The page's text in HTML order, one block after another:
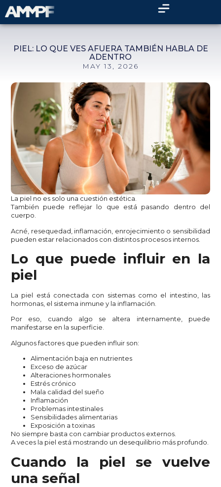
PIEL: LO QUE VES AFUERA TAMBIÉN HABLA DE
ADENTRO
MAY 13, 2026
La piel no es solo una cuestión estética.
También puede reflejar lo que está pasando dentro del
cuerpo.
Acné, resequedad, inflamación, enrojecimiento o sensibilidad
pueden estar relacionados con distintos procesos internos.
Lo que puede influir en la
piel
La piel está conectada con sistemas como el intestino, las
hormonas, el sistema inmune y la inflamación.
Por eso, cuando algo se altera internamente, puede
manifestarse en la superficie.
Algunos factores que pueden influir son:
Alimentación baja en nutrientes
Exceso de azúcar
Alteraciones hormonales
Estrés crónico
Mala calidad del sueño
Inflamación
Problemas intestinales
Sensibilidades alimentarias
Exposición a toxinas
No siempre basta con cambiar productos externos.
A veces la piel está mostrando un desequilibrio más profundo.
Cuando la piel se vuelve
una señal